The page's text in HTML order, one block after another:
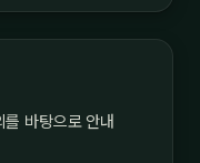
를 바탕으로 안내